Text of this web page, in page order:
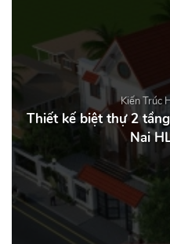
Kiến Trúc
Thiết kế biệt thự 2
Nai